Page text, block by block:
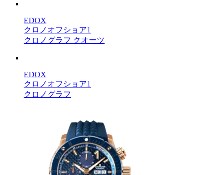
EDOX
クロノオフショア1
クロノグラフ クオーツ
EDOX
クロノオフショア1
クロノグラフ